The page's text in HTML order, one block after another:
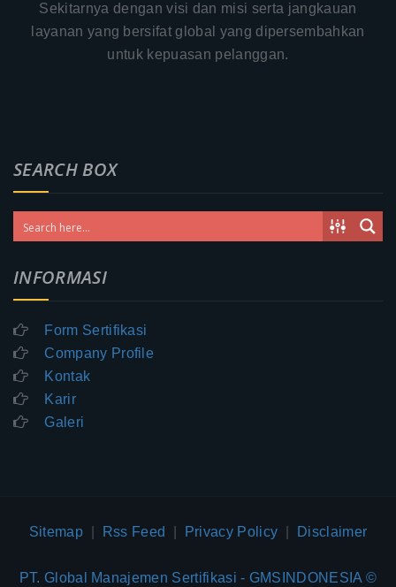
Sekitarnya dengan visi dan misi serta jangkauan
layanan yang bersifat global yang dipersembahkan
untuk kepuasan pelanggan.
SEARCH BOX
INFORMASI
Form Sertifikasi
Company Profile
Kontak
Karir
Galeri
Sitemap Rss Feed Privacy Policy Disclaimer
PT. Global Manajemen Sertifikasi - GMSINDONESIA ©